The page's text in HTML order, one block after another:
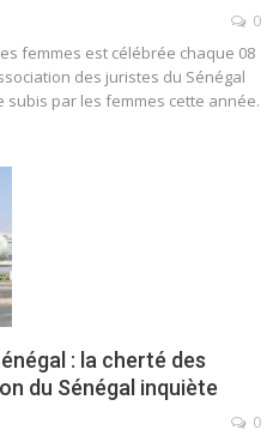
0
femmes est célébrée chaque 08
des juristes du Sénégal
par les femmes cette année.
: la cherté des
du Sénégal inquiète
0